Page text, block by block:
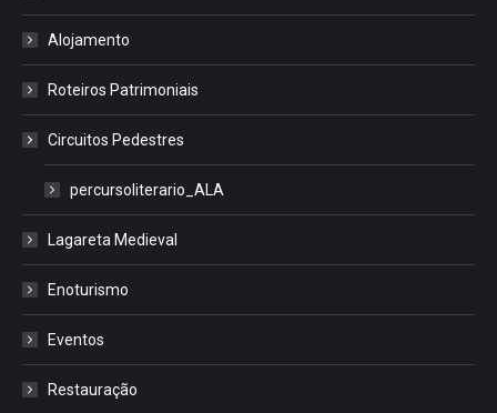
Alojamento
Roteiros Patrimoniais
Circuitos Pedestres
percursoliterario_ALA
Lagareta Medieval
Enoturismo
Eventos
Restauração